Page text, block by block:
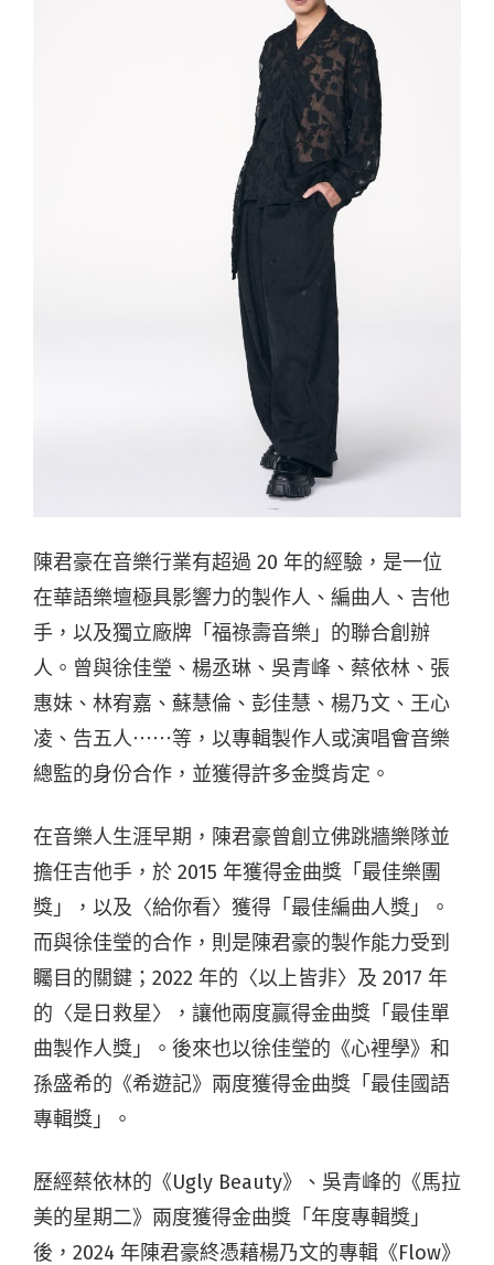
陳君豪在音樂行業有超過 20 年的經驗，是一位
在華語樂壇極具影響力的製作人、編曲人、吉他
手，以及獨立廠牌「福祿壽音樂」的聯合創辦
人。曾與徐佳瑩、楊丞琳、吳青峰、蔡依林、張
惠妹、林宥嘉、蘇慧倫、彭佳慧、楊乃文、王心
凌、告五人⋯⋯等，以專輯製作人或演唱會音樂
總監的身份合作，並獲得許多金獎肯定。
在音樂人生涯早期，陳君豪曾創立佛跳牆樂隊並
擔任吉他手，於 2015 年獲得金曲獎「最佳樂團
獎」，以及〈給你看〉獲得「最佳編曲人獎」。
而與徐佳瑩的合作，則是陳君豪的製作能力受到
矚目的關鍵；2022 年的〈以上皆非〉及 2017 年
的〈是日救星〉，讓他兩度贏得金曲獎「最佳單
曲製作人獎」。後來也以徐佳瑩的《心裡學》和
孫盛希的《希遊記》兩度獲得金曲獎「最佳國語
專輯獎」。
歷經蔡依林的《Ugly Beauty》、吳青峰的《馬拉
美的星期二》兩度獲得金曲獎「年度專輯獎」
後，2024 年陳君豪終憑藉楊乃文的專輯《Flow》